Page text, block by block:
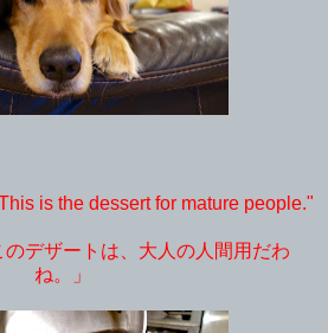
is the dessert for mature people."
デザートは、大人の人間用だわ
ね。」